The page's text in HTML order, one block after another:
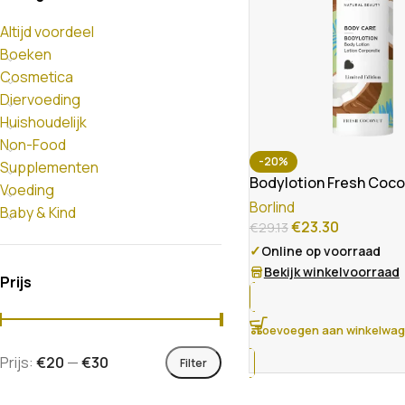
Altijd voordeel
Boeken
Cosmetica
Diervoeding
Huishoudelijk
Non-Food
Supplementen
Voeding
Baby & Kind
Prijs
Filter
Prijs: €20 —€30
-20%
Bodylotion Fresh
Borlind
€29.13€23.30
✓Online op voorraad
Bekijk winkelvoorraad
Toevoegen aan